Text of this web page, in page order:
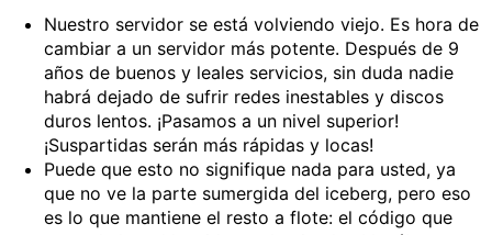
Nuestro servidor se está volviendo viejo. Es hora de
cambiar a un servidor más potente. Después de 9
años de buenos y leales servicios, sin duda nadie
habrá dejado de sufrir redes inestables y discos
duros lentos. ¡Pasamos a un nivel superior!
¡Suspartidas serán más rápidas y locas!
Puede que esto no signifique nada para usted, ya
que no ve la parte sumergida del iceberg, pero eso
es lo que mantiene el resto a flote: el código que